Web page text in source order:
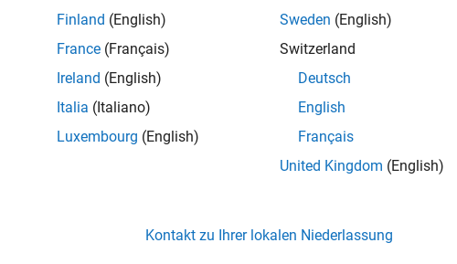
Finland (English)
France (Français)
Ireland (English)
Italia (Italiano)
Luxembourg (English)
Sweden (English)
Switzerland
Deutsch
English
Français
United Kingdom (English)
Kontakt zu Ihrer lokalen Niederlassung